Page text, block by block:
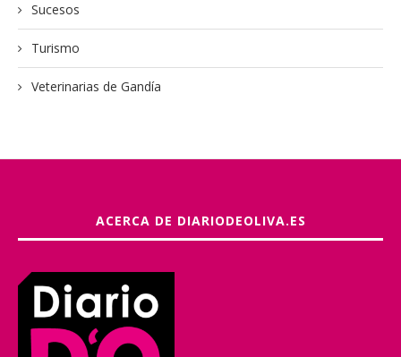
Sucesos
Turismo
Veterinarias de Gandía
ACERCA DE DIARIODEOLIVA.ES